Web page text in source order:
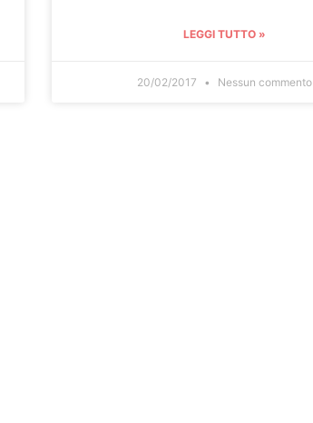
LEGGI TUTTO »
20/02/2017 Nessun commento